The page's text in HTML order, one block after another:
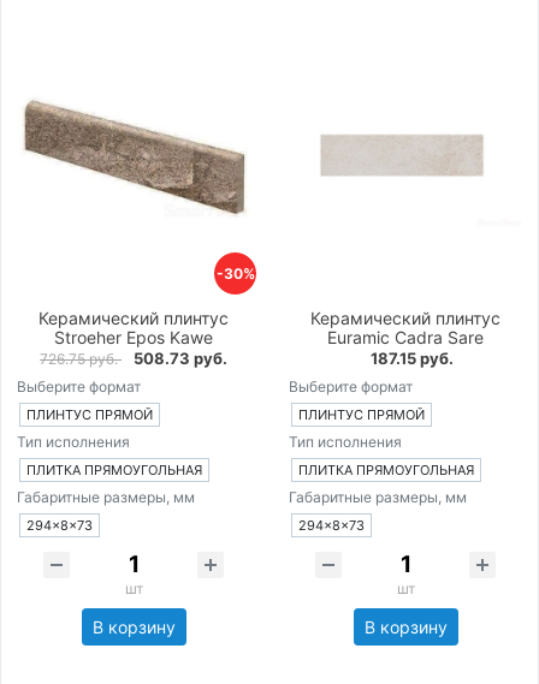
-30%
Керамический плинтус
Stroeher Epos Kawe
726.75 руб. 508.73 руб.
Выберите формат
ПЛИНТУС ПРЯМОЙ
Тип исполнения
ПЛИТКА ПРЯМОУГОЛЬНАЯ
Габаритные размеры, мм
294×8×73
шт
В корзину
Керамический плинтус
Euramic Cadra Sare
187.15 руб.
Выберите формат
ПЛИНТУС ПРЯМОЙ
Тип исполнения
ПЛИТКА ПРЯМОУГОЛЬНАЯ
Габаритные размеры, мм
294×8×73
шт
В корзину